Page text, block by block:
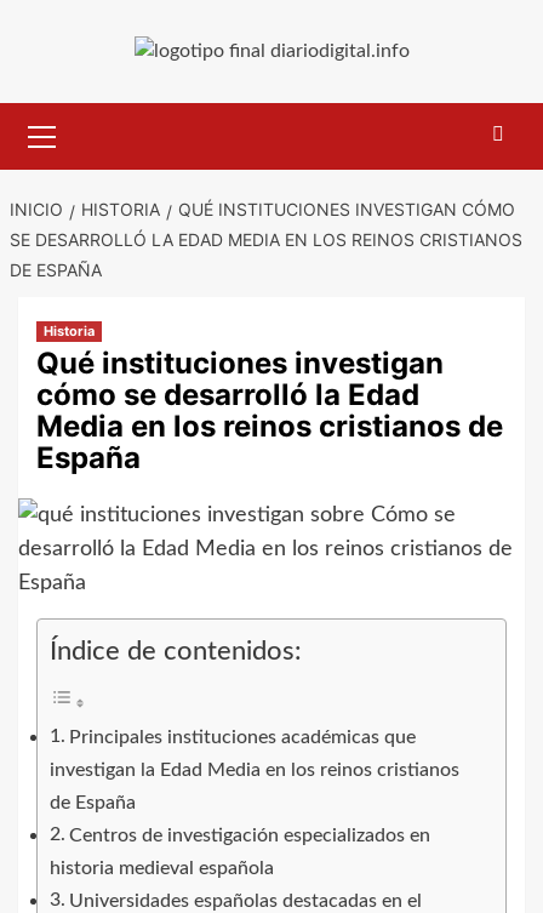
primario
INICIO HISTORIA
QUÉ INSTITUCIONES INVESTIGAN CÓMO
SE DESARROLLÓ LA EDAD MEDIA EN LOS REINOS CRISTIANOS
DE ESPAÑA
Historia
Qué instituciones investigan
cómo se desarrolló la Edad
Media en los reinos cristianos de
España
Índice de contenidos:
Principales instituciones académicas que
investigan la Edad Media en los reinos cristianos
de España
Centros de investigación especializados en
historia medieval española
Universidades españolas destacadas en el